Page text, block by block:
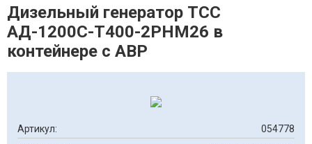
Дизельный генератор ТСС
АД-1200С-Т400-2РНМ26 в
контейнере с АВР
Артикул:
054778